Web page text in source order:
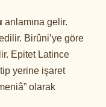
anlamına gelir.
Birûni’ye göre
Epitet Latince
yerine işaret
olarak